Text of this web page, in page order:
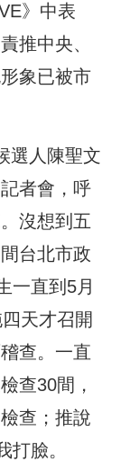
》中表
推中央、
象已被市
選人陳聖文
者會，呼
沒想到五
台北市政
一直到5月
天才召開
查。一直
查30間，
查；推說
臉。